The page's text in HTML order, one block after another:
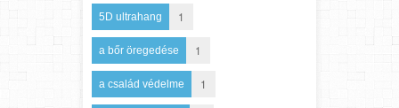
5D ultrahang 1
a bőr öregedése 1
a család védelme 1